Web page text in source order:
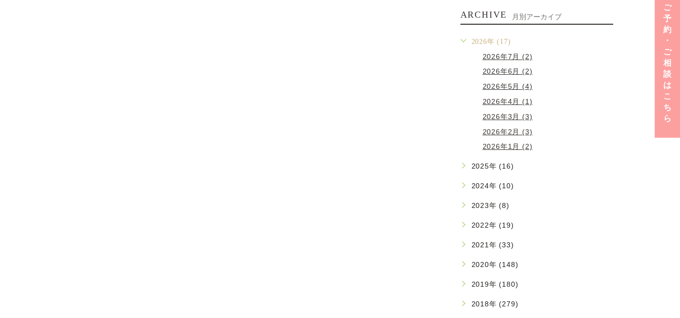
ご
予
約
･
ご
相
談
は
こ
ち
ら
ARCHIVE 月別アーカイブ
2026年 (17)
2026年7月 (2)
2026年6月 (2)
2026年5月 (4)
2026年4月 (1)
2026年3月 (3)
2026年2月 (3)
2026年1月 (2)
2025年 (16)
2024年 (10)
2023年 (8)
2022年 (19)
2021年 (33)
2020年 (148)
2019年 (180)
2018年 (279)